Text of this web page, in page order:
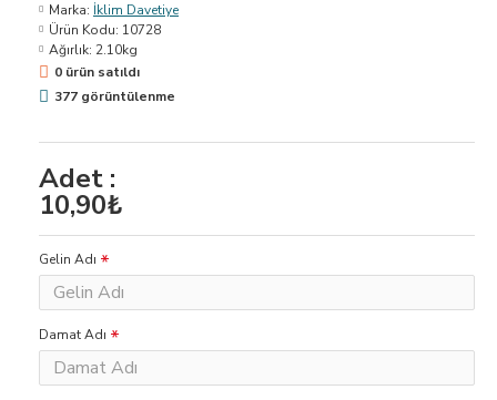
Adet :
10,90₺
Marka: İklim Davetiye
Ürün Kodu: 10728
Ağırlık: 2.10kg
0 ürün satıldı
377 görüntülenme
Gelin Adı
Damat Adı